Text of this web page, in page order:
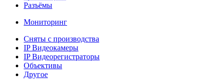
Разъёмы
Мониторинг
Сняты с производства
IP Видеокамеры
IP Видеорегистраторы
Объективы
Другое